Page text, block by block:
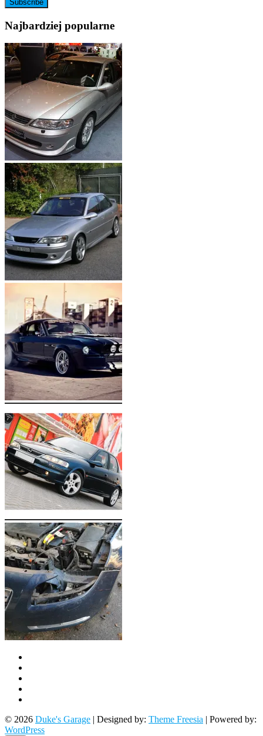
Najbardziej popularne
© 2026 Duke's Garage | Designed by: Theme Freesia | Powered by:
WordPress